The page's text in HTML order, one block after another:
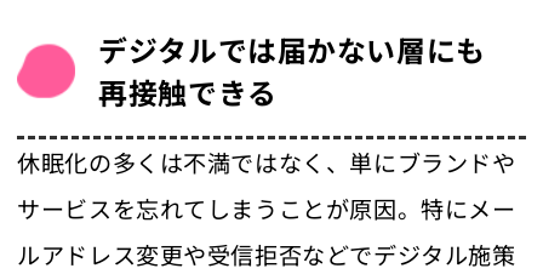
デジタルでは届かない層にも
再接触できる
休眠化の多くは不満ではなく、単にブランドや
サービスを忘れてしまうことが原因。特にメー
ルアドレス変更や受信拒否などでデジタル施策